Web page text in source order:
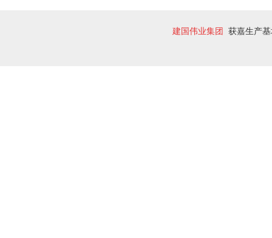
建国伟业集团 获嘉生产